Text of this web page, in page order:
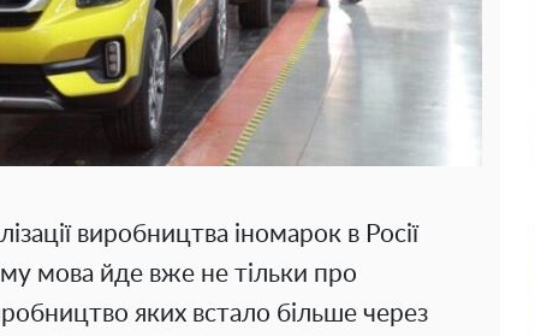
виробництва іномарок в Росії
мова йде вже не тільки про
яких встало більше через